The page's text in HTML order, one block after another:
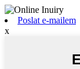
Poslat e-mailem
x